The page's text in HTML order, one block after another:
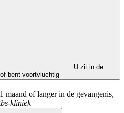
U zit in de
bent voortvluchtig
maand of langer in de gevangenis,
kliniek